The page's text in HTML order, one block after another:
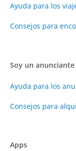
Ayuda para los
Consejos para
Soy un anunciante
Ayuda para los
Consejos para
Apps